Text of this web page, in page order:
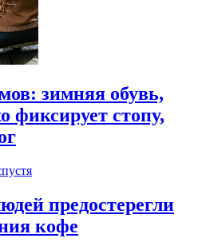
зимняя обувь,
фиксирует стопу,
предостерегли
кофе